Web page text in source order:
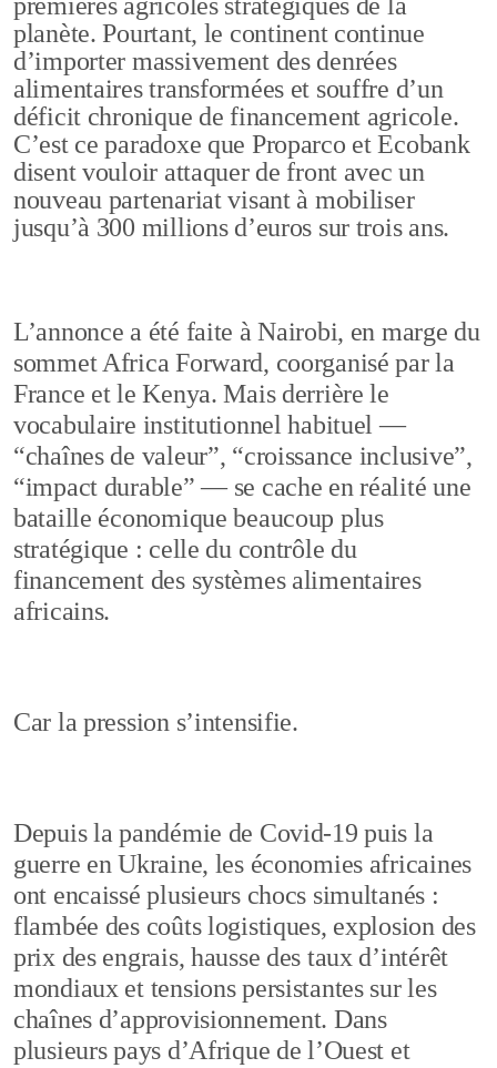
premières agricoles stratégiques de la
planète. Pourtant, le continent continue
d’importer massivement des denrées
alimentaires transformées et souffre d’un
déficit chronique de financement agricole.
C’est ce paradoxe que Proparco et Ecobank
disent vouloir attaquer de front avec un
nouveau partenariat visant à mobiliser
jusqu’à 300 millions d’euros sur trois ans.
L’annonce a été faite à Nairobi, en marge du
sommet Africa Forward, coorganisé par la
France et le Kenya. Mais derrière le
vocabulaire institutionnel habituel —
“chaînes de valeur”, “croissance inclusive”,
“impact durable” — se cache en réalité une
bataille économique beaucoup plus
stratégique : celle du contrôle du
financement des systèmes alimentaires
africains.
Car la pression s’intensifie.
Depuis la pandémie de Covid-19 puis la
guerre en Ukraine, les économies africaines
ont encaissé plusieurs chocs simultanés :
flambée des coûts logistiques, explosion des
prix des engrais, hausse des taux d’intérêt
mondiaux et tensions persistantes sur les
chaînes d’approvisionnement. Dans
plusieurs pays d’Afrique de l’Ouest et